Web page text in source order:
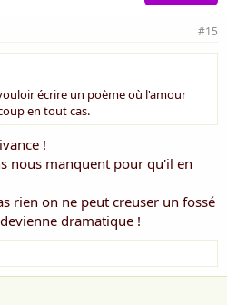
#15
écrire un poème où l'amour
en tout cas.
!
nous manquent pour qu'il en
rien on ne peut creuser un fossé
dramatique !